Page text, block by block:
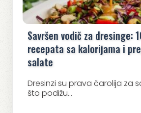
Savršen vodič za dresinge:
recepata sa kalorijama i
salate
Dresinzi su prava čarolija za
što podižu...